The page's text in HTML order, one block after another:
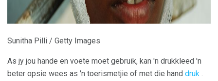
Sunitha Pilli / Getty Images
As jy jou hande en voete moet gebruik, kan 'n drukkleed 'n
beter opsie wees as 'n toerismetjie of met die hand druk .